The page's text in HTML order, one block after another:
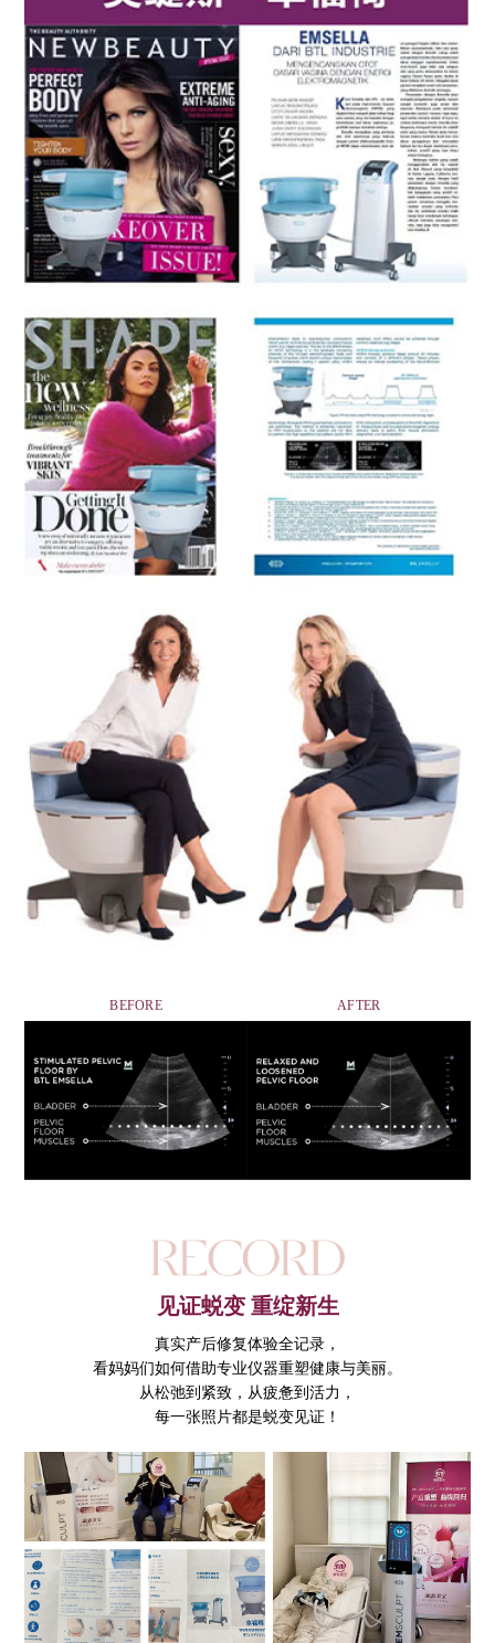
BEFORE AFTER
见证蜕变 重绽新生
真实产后修复体验全记录，
看妈妈们如何借助专业仪器重塑健康与美丽。
从松弛到紧致，从疲惫到活力，
每一张照片都是蜕变见证！